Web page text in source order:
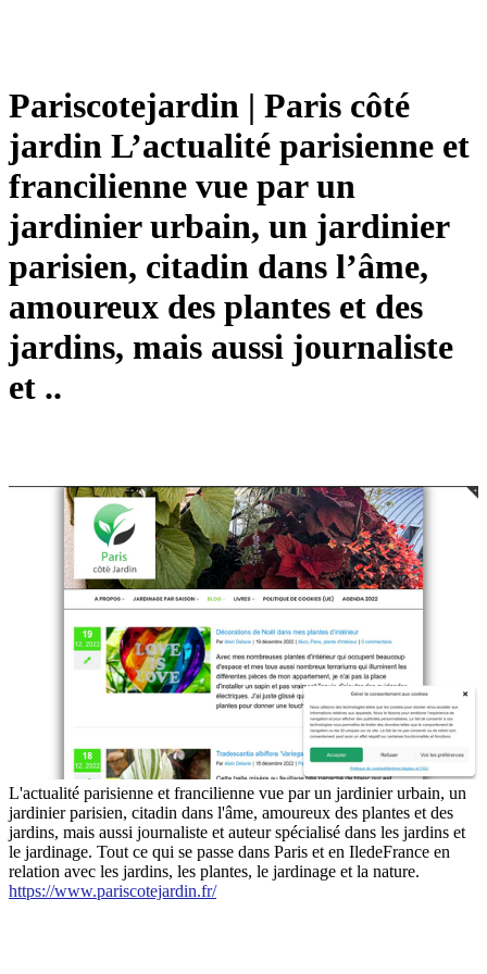
Paris­cote­jar­din | Paris côté
jardin L’actualité parisienne et
fran­ci­lien­ne vue par un
jardinier urbain, un jardinier
parisien, citadin dans l’âme,
amoureux des plantes et des
jardins, mais aussi journaliste
et ..
L'actualité parisienne et francilienne vue par un jardinier urbain, un
jardinier parisien, citadin dans l'âme, amoureux des plantes et des
jardins, mais aussi journaliste et auteur spécialisé dans les jardins et
le jardinage. Tout ce qui se passe dans Paris et en IledeFrance en
relation avec les jardins, les plantes, le jardinage et la nature.
https://www.pariscotejardin.fr/